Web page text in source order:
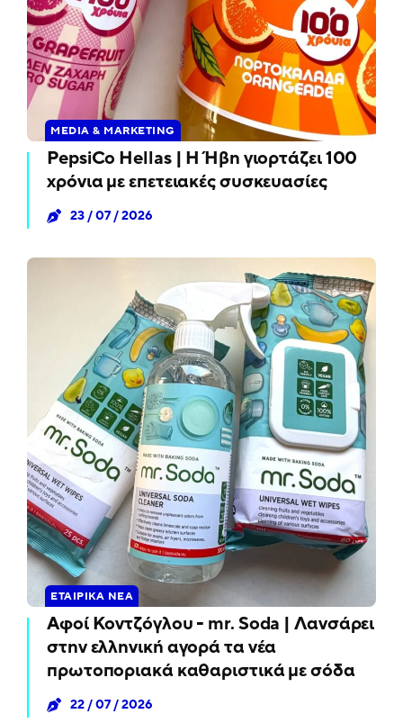
MEDIA & MARKETING
PepsiCo Hellas | Η Ήβη γιορτάζει 100
χρόνια με επετειακές συσκευασίες
23 / 07 / 2026
ΕΤΑΙΡΙΚΆ ΝΈΑ
Αφοί Κοντζόγλου - mr. Soda | Λανσάρει
στην ελληνική αγορά τα νέα
πρωτοποριακά καθαριστικά με σόδα
22 / 07 / 2026